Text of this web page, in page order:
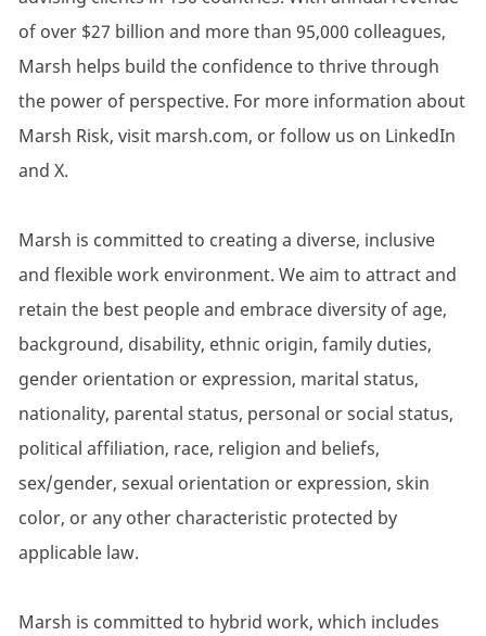
of over $27 billion and more than 95,000 colleagues,
Marsh helps build the confidence to thrive through
the power of perspective. For more information about
Marsh Risk, visit marsh.com, or follow us on LinkedIn
and X.
Marsh is committed to creating a diverse, inclusive
and flexible work environment. We aim to attract and
retain the best people and embrace diversity of age,
background, disability, ethnic origin, family duties,
gender orientation or expression, marital status,
nationality, parental status, personal or social status,
political affiliation, race, religion and beliefs,
sex/gender, sexual orientation or expression, skin
color, or any other characteristic protected by
applicable law.
Marsh is committed to hybrid work, which includes